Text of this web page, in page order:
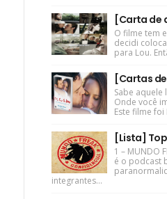
[Carta de
O filme tem
decidi
para Lou.
[Cartas de
Sabe aquele
Onde você
Este filme foi
[Lista]
1 – MUNDO
é o podcast
integrantes...